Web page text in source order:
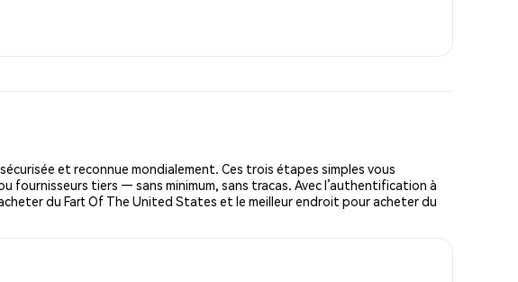
et reconnue mondialement. Ces trois étapes simples vous
fournisseurs tiers — sans minimum, sans tracas. Avec l’authentification à
du Fart Of The United States et le meilleur endroit pour acheter du